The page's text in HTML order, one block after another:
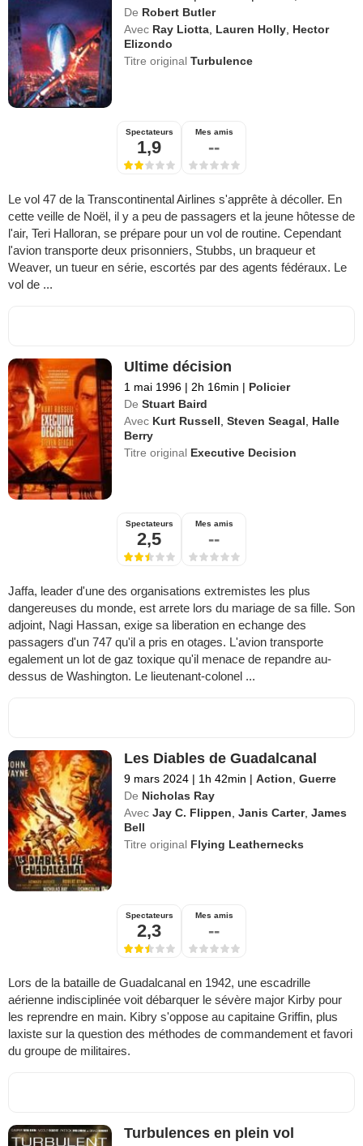
De Robert Butler
Avec Ray Liotta Lauren Holly Hector
Elizondo
Titre originalTurbulence
Spectateurs
1,9
Mes amis
--
Le vol 47 de la Transcontinental Airlines s'apprête à décoller. En
cette veille de Noël, il y a peu de passagers et la jeune hôtesse de
l'air, Teri Halloran, se prépare pour un vol de routine. Cependant
l'avion transporte deux prisonniers, Stubbs, un braqueur et
Weaver, un tueur en série, escortés par des agents fédéraux. Le
vol de ...
Ultime décision
1 mai 1996 | 2h 16min | Policier
De Stuart Baird
Avec Kurt Russell,Steven Seagal, Halle
Berry
Titre original Executive Decision
Spectateurs
2,5
Mes amis
--
Jaffa, leader d'une des organisations extremistes les plus
dangereuses du monde, est arrete lors du mariage de sa fille. Son
adjoint, Nagi Hassan, exige sa liberation en echange des
passagers d'un 747 qu'il a pris en otages. L'avion transporte
egalement un lot de gaz toxique qu'il menace de repandre au-
dessus de Washington. Le lieutenant-colonel ...
Les Diables de Guadalcanal
9 mars 2024 | 1h 42min | Action,Guerre
De Nicholas Ray
Avec Jay C. Flippen,Janis Carter,James
Bell
Titre original Flying Leathernecks
Spectateurs
2,3
Mes amis
--
Lors de la bataille de Guadalcanal en 1942, une escadrille
aérienne indisciplinée voit débarquer le sévère major Kirby pour
les reprendre en main. Kibry s'oppose au capitaine Griffin, plus
laxiste sur la question des méthodes de commandement et favori
du groupe de militaires.
Turbulences en plein vol